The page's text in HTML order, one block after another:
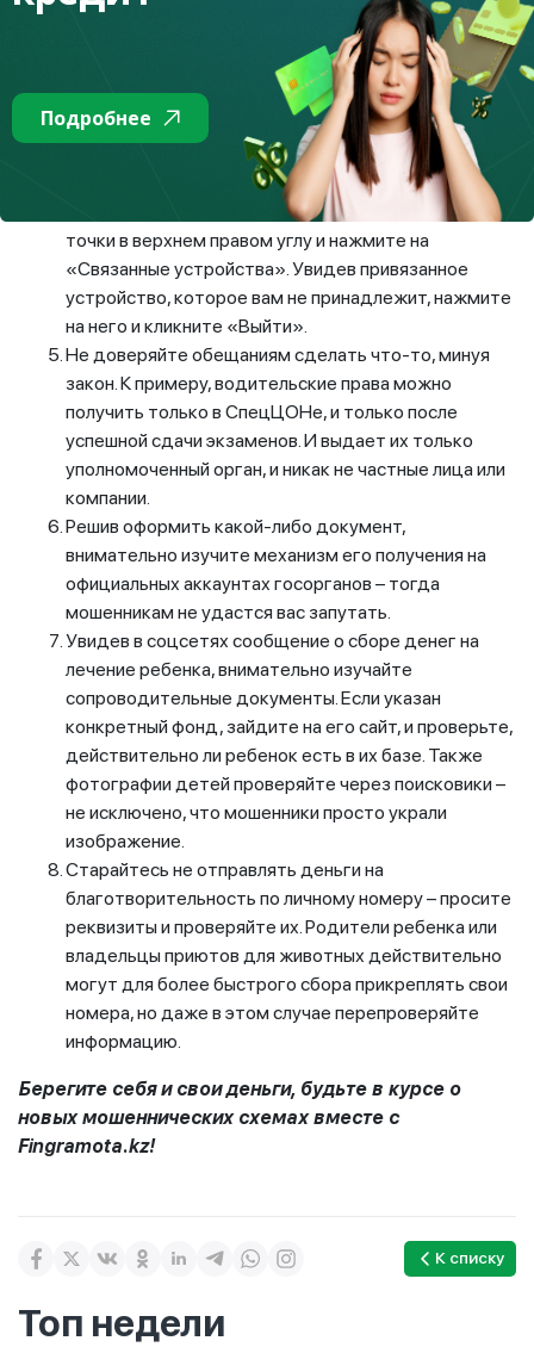
обычно маскируются под голосования за детей,
розыгрыши призов, викторины и так далее. Никогда
не вводите там свои личные данные.
Возьмите за привычку проверять устройства,
которые привязаны к вашему WhatsApp-аккаунту.
Если вы увидите незнакомое устройство, сразу же
его отключите. Для этого нужно выполнить
следующий алгоритм: нажмите в WhatsApp на три
точки в верхнем правом углу и нажмите на
«Связанные устройства». Увидев привязанное
устройство, которое вам не принадлежит, нажмите
на него и кликните «Выйти».
Не доверяйте обещаниям сделать что-то, минуя
закон. К примеру, водительские права можно
получить только в СпецЦОНе, и только после
успешной сдачи экзаменов. И выдает их только
уполномоченный орган, и никак не частные лица или
компании.
Решив оформить какой-либо документ,
внимательно изучите механизм его получения на
официальных аккаунтах госорганов – тогда
мошенникам не удастся вас запутать.
Увидев в соцсетях сообщение о сборе денег на
лечение ребенка, внимательно изучайте
сопроводительные документы. Если указан
конкретный фонд, зайдите на его сайт, и проверьте,
действительно ли ребенок есть в их базе. Также
фотографии детей проверяйте через поисковики –
не исключено, что мошенники просто украли
изображение.
Старайтесь не отправлять деньги на
благотворительность по личному номеру – просите
реквизиты и проверяйте их. Родители ребенка или
владельцы приютов для животных действительно
могут для более быстрого сбора прикреплять свои
номера, но даже в этом случае перепроверяйте
информацию.
Берегите себя и свои деньги, будьте в курсе о
новых мошеннических схемах вместе с
Fingramota.kz!
К списку
Топ недели
Подробнее